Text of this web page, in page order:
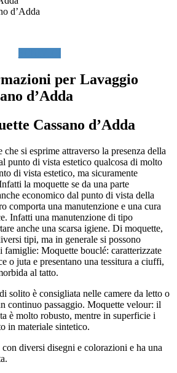
d’Adda
per Lavaggio
d’Adda
Cassano d’Adda
si esprime attraverso la presenza della
punto di vista estetico qualcosa di molto
di vista estetico, ma sicuramente
la moquette se da una parte
economico dal punto di vista della
comporta una manutenzione e una cura
Infatti una manutenzione di tipo
anche una scarsa igiene. Di moquette,
tipi, ma in generale si possono
famiglie: Moquette bouclé: caratterizzate
o juta e presentano una tessitura a ciuffi,
al tatto.
solito è consigliata nelle camere da letto o
continuo passaggio. Moquette velour: il
è molto robusto, mentre in superficie i
in materiale sintetico.
diversi disegni e colorazioni e ha una